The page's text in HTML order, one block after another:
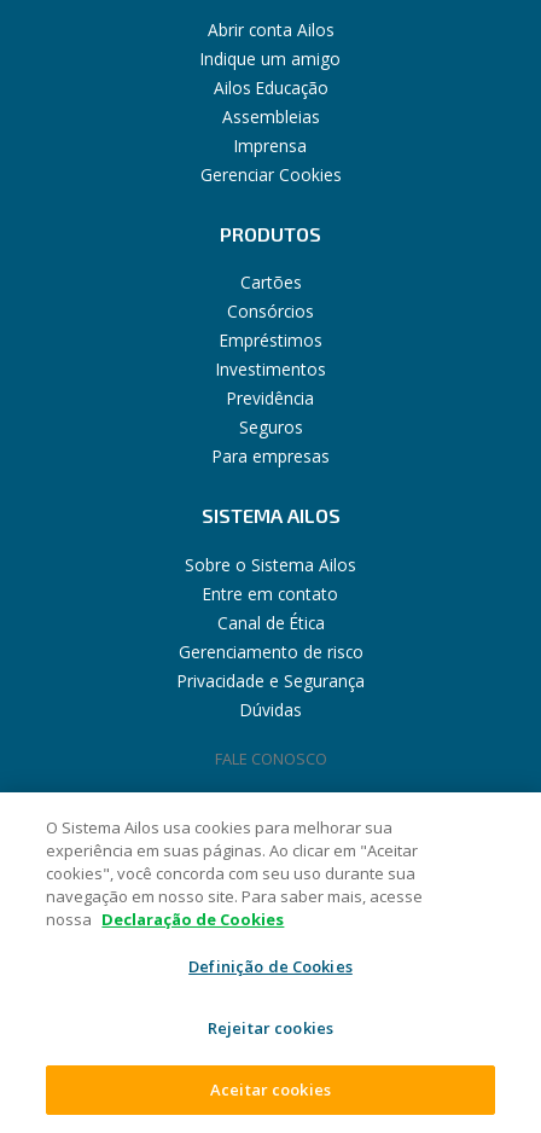
Abrir conta Ailos
Indique um amigo
Ailos Educação
Assembleias
Imprensa
Gerenciar Cookies
PRODUTOS
Cartões
Consórcios
Empréstimos
Investimentos
Previdência
Seguros
Para empresas
SISTEMA AILOS
Sobre o Sistema Ailos
Entre em contato
Canal de Ética
Gerenciamento de risco
Privacidade e Segurança
Dúvidas
FALE CONOSCO
O Sistema Ailos usa cookies para melhorar sua
experiência em suas páginas. Ao clicar em "Aceitar
cookies", você concorda com seu uso durante sua
navegação em nosso site. Para saber mais, acesse
nossa Declaração de Cookies
Definição de Cookies
Rejeitar cookies
Aceitar cookies